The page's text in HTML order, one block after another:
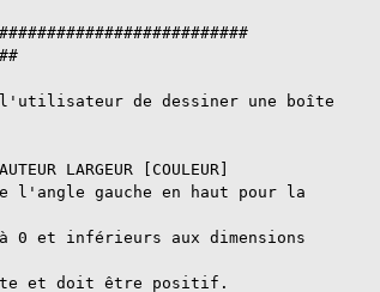
l'utilisateur de dessiner une boîte
LARGEUR [COULEUR]
l'angle gauche en haut pour la
à 0 et inférieurs aux dimensions
et doit être positif.